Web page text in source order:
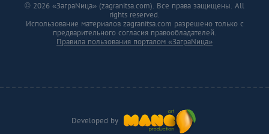
Developed by
© 2026 «ЗаграNица» (zagranitsa.com). Все права защищены. All
rights reserved.
Использование материалов zagranitsa.com разрешено только с
предварительного согласия правообладателей.
Правила пользования порталом «ЗаграNица»